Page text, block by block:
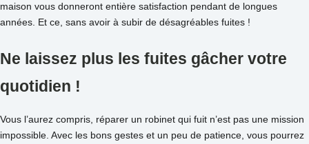
maison vous donneront entière satisfaction pendant de longues
années. Et ce, sans avoir à subir de désagréables fuites !
Ne laissez plus les fuites gâcher votre
quotidien !
Vous l’aurez compris, réparer un robinet qui fuit n’est pas une mission
impossible. Avec les bons gestes et un peu de patience, vous pourrez